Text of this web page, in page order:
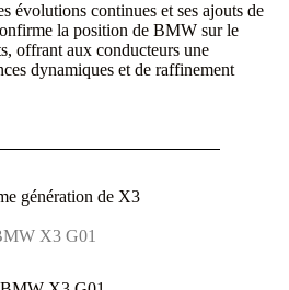
évolutions continues et ses ajouts de
la position de BMW sur le
offrant aux conducteurs une
dynamiques et de raffinement
génération de X3
X3 G01